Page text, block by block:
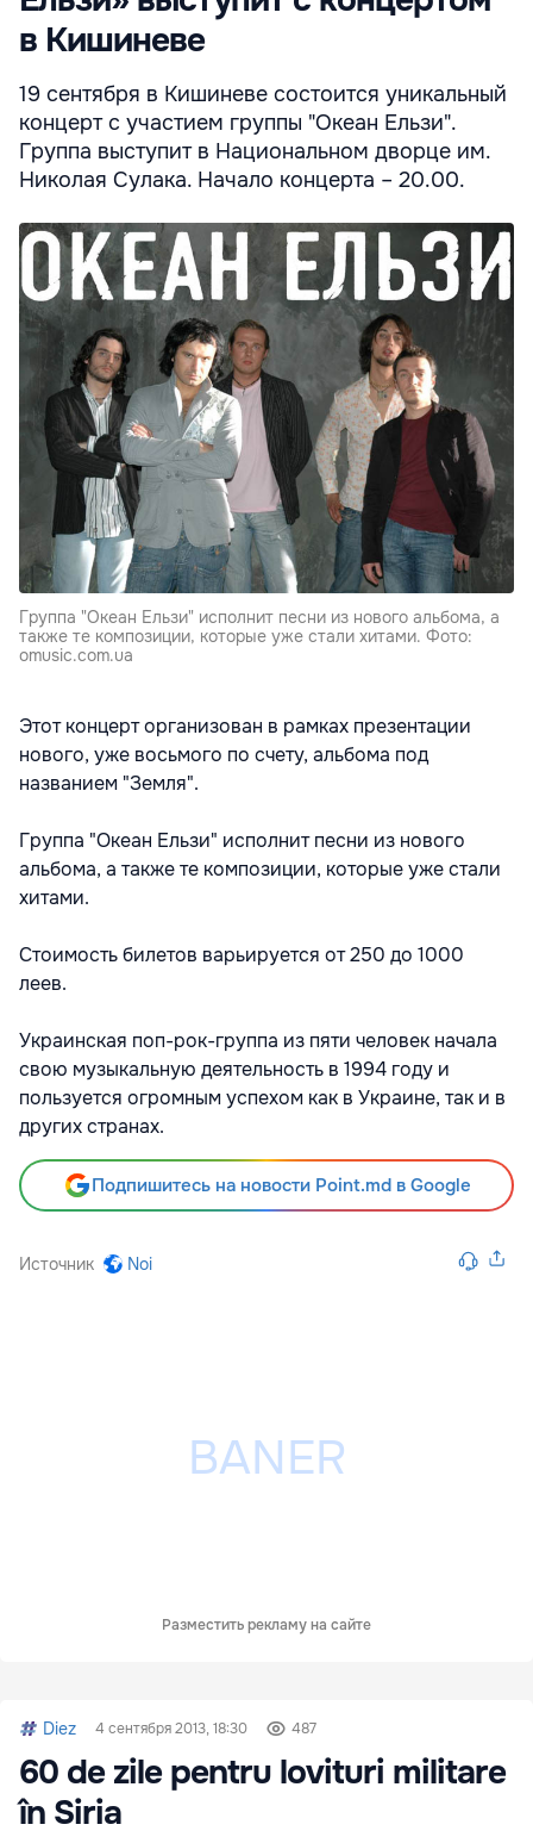
в Кишиневе
19 сентября в Кишиневе состоится уникальный
концерт с участием группы "Океан Ельзи".
Группа выступит в Национальном дворце им.
Николая Сулака. Начало концерта – 20.00.
Группа "Океан Ельзи" исполнит песни из нового альбома, а
также те композиции, которые уже стали хитами. Фото:
omusic.com.ua
Этот концерт организован в рамках презентации
нового, уже восьмого по счету, альбома под
названием "Земля".
Группа "Океан Ельзи" исполнит песни из нового
альбома, а также те композиции, которые уже стали
хитами.
Стоимость билетов варьируется от 250 до 1000
леев.
Украинская поп-рок-группа из пяти человек начала
свою музыкальную деятельность в 1994 году и
пользуется огромным успехом как в Украине, так и в
других странах.
Подпишитесь на новости Point.md в Google
Источник Noi
Разместить рекламу на сайте
Diez 4 сентября 2013, 18:30 487
60 de zile pentru lovituri militare
în Siria